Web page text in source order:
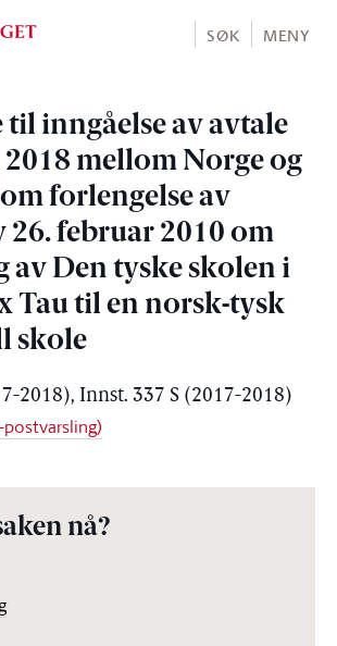
SØK MENY
til inngåelse av avtale
mellom Norge og
forlengelse av
26. februar 2010 om
av Den tyske skolen i
Tau til en norsk-tysk
skole
2018), Innst. 337 S (2017-2018)
postvarsling)
nå?